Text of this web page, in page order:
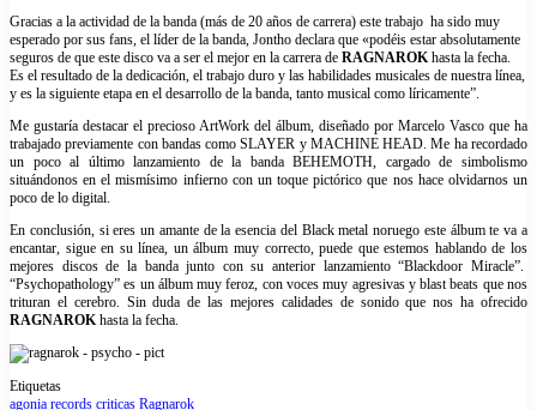
Gracias a la actividad de la banda (más de 20 años de carrera) este trabajo ha sido muy
esperado por sus fans, el líder de la banda, Jontho declara que «podéis estar absolutamente
seguros de que este disco va a ser el mejor en la carrera de RAGNAROKhasta la fecha.
Es el resultado de la dedicación, el trabajo duro y las habilidades musicales de nuestra línea,
y es la siguiente etapa en el desarrollo de la banda, tanto musical como líricamente”.
Me gustaría destacar el precioso ArtWork del álbum, diseñado por Marcelo Vasco que ha
trabajado previamente con bandas como SLAYER y MACHINE HEAD. Me ha recordado
un poco al último lanzamiento de la banda BEHEMOTH, cargado de simbolismo
situándonos en el mismísimo infierno con un toque pictórico que nos hace olvidarnos un
poco de lo digital.
En conclusión, si eres un amante de la esencia del Black metal noruego este álbum te va a
encantar, sigue en su línea, un álbum muy correcto, puede que estemos hablando de los
mejores discos de la banda junto con su anterior lanzamiento “Blackdoor Miracle”.
“Psychopathology” es un álbum muy feroz, con voces muy agresivas y blast beats que nos
trituran el cerebro. Sin duda de las mejores calidades de sonido que nos ha ofrecido
RAGNAROKhasta la fecha.
Etiquetas
agonia records criticas Ragnarok